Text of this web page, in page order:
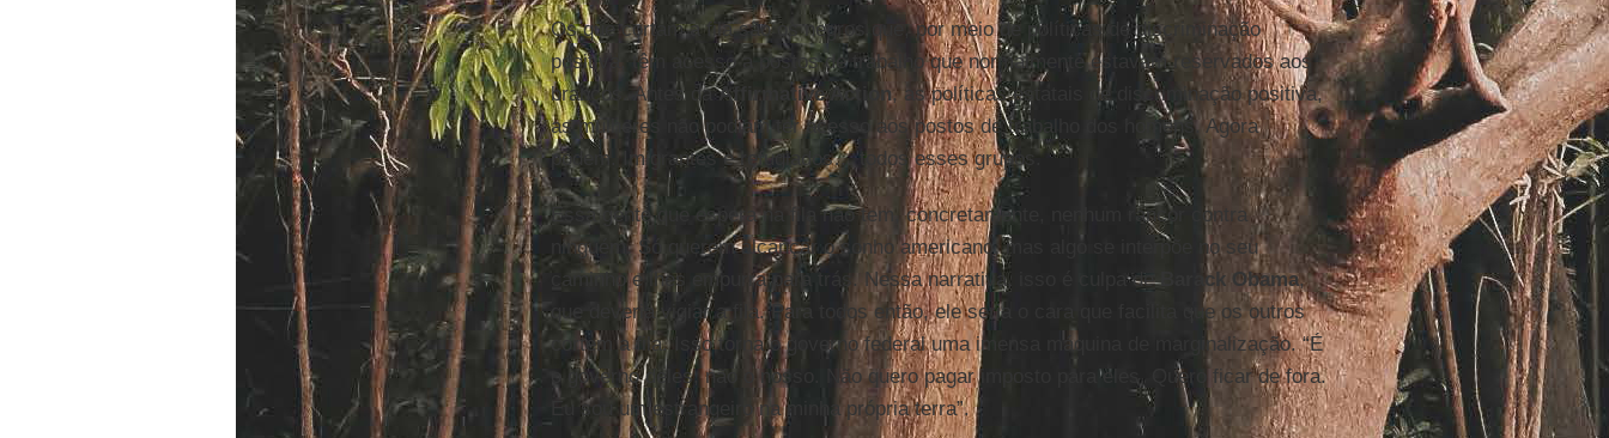
Os que cortam a fila são os negros que, por meio de políticas de discriminação
positiva, têm acesso a postos de trabalho que normalmente estavam reservados aos
brancos. Antes daAffirmative Action, as políticas estatais de discriminação positiva,
as mulheres não podiam ter acesso aos postos de trabalho dos homens. Agora
podem. Imigrantes e refugiados… todos esses grupos.
Essa gente que espera na fila não tem, concretamente, nenhum rancor contra
ninguém. Só querem alcançar o sonho americano, mas algo se interpõe no seu
caminho e lhes empurra para trás. Nessa narrativa, isso é culpa deBarack Obama,
que deveria vigiar a fila. Para todos então, ele seria o cara que facilita que os outros
cortem a fila. Isso torna o governo federal uma imensa máquina de marginalização. “É
o governo deles, não o nosso. Não quero pagar imposto para eles. Quero ficar de fora.
Eu sou um estrangeiro na minha própria terra”.